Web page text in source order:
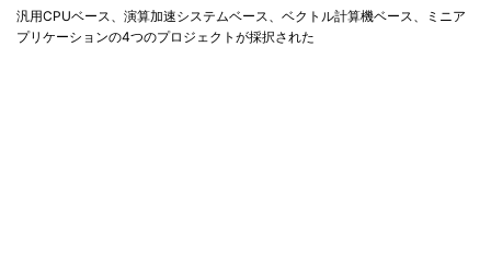
汎用CPUベース、演算加速システムベース、ベクトル計算機ベース、ミニア
プリケーションの4つのプロジェクトが採択された